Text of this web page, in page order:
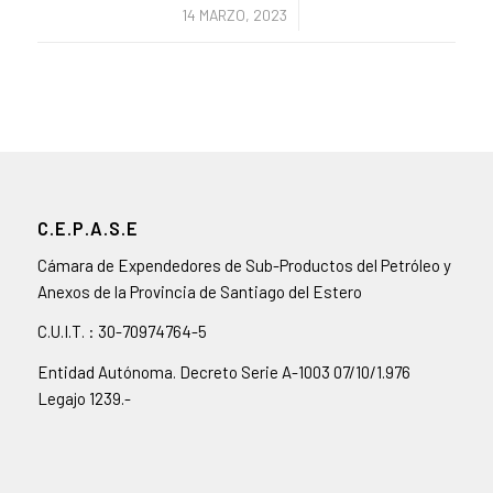
14 MARZO, 2023
/
C.E.P.A.S.E
Cámara de Expendedores de Sub-Productos del Petróleo y
Anexos de la Provincia de Santiago del Estero
C.U.I.T. : 30-70974764-5
Entidad Autónoma. Decreto Serie A-1003 07/10/1.976
Legajo 1239.-